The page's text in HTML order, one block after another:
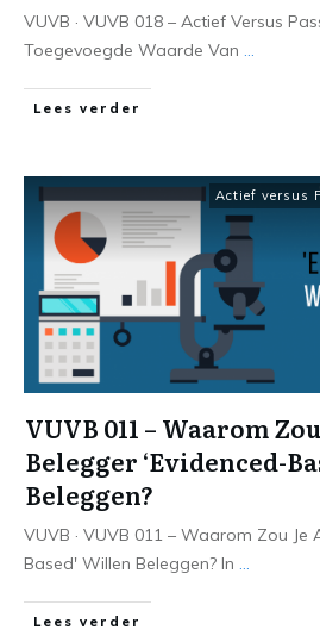
VUVB · VUVB 018 – Actief Versus
Toegevoegde Waarde Van ...
Lees verder
Actief versus
VUVB 011 – Waarom
Belegger ‘Evidenced-
Beleggen?
VUVB · VUVB 011 – Waarom Zou Je
Based' Willen Beleggen? In ...
Lees verder